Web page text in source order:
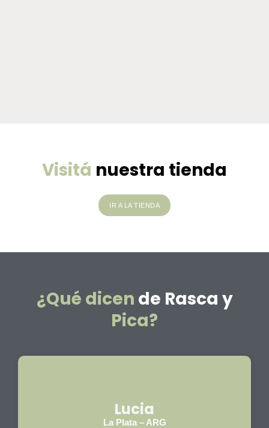
Visitá nuestra tienda
IR A LA TIENDA
¿Qué dicen de Rasca y
Pica?
Lucia
La Plata – ARG